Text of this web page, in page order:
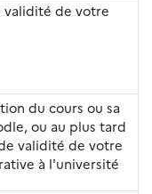
validité de votre
du cours ou sa
ou au plus tard
validité de votre
à l'université